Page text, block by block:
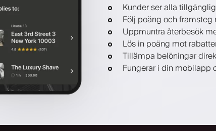
Kunder ser alla
Följ poäng och
Uppmuntra återbesök
Lös in poäng mot
Tillämpa belöningar
Fungerar i din mobilapp